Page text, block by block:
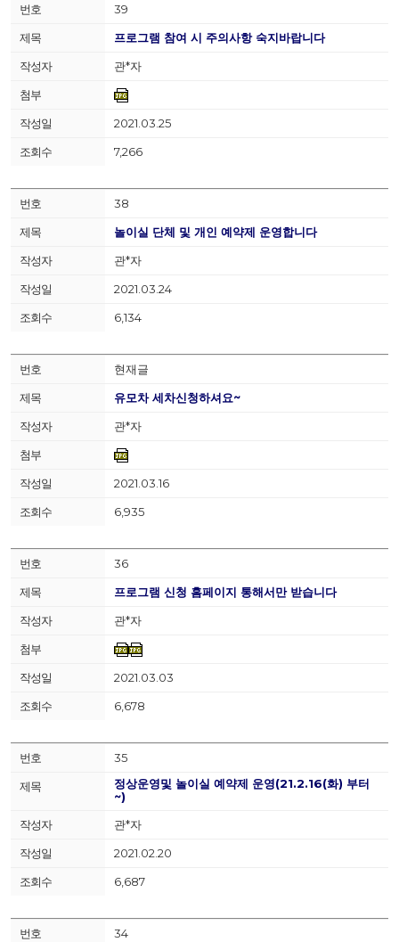
39
프로그램 참여 시 주의사항 숙지바랍니다
관*자
2021.03.25
7,266
38
놀이실 단체 및 개인 예약제 운영합니다
관*자
2021.03.24
6,134
현재글
유모차 세차신청하셔요~
관*자
2021.03.16
6,935
36
프로그램 신청 홈페이지 통해서만 받습니다
관*자
2021.03.03
6,678
35
정상운영및 놀이실 예약제 운영(21.2.16(화) 부터
~)
관*자
2021.02.20
6,687
34